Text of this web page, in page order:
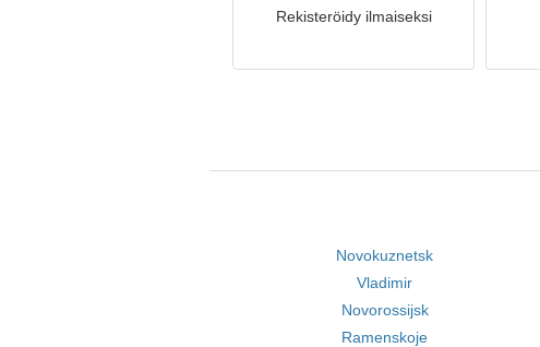
Rekisteröidy ilmaiseksi
Novokuznetsk
Vladimir
Novorossijsk
Ramenskoje